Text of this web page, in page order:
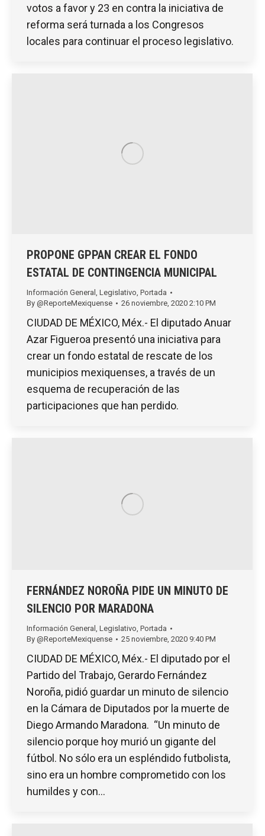
votos a favor y 23 en contra la iniciativa de
reforma será turnada a los Congresos
locales para continuar el proceso legislativo.
PROPONE GPPAN CREAR EL FONDO
ESTATAL DE CONTINGENCIA MUNICIPAL
Información General Legislativo Portada
By @ReporteMexiquense 26 noviembre, 2020 2:10 PM
CIUDAD DE MÉXICO, Méx.- El diputado Anuar
Azar Figueroa presentó una iniciativa para
crear un fondo estatal de rescate de los
municipios mexiquenses, a través de un
esquema de recuperación de las
participaciones que han perdido.
FERNÁNDEZ NOROÑA PIDE UN MINUTO DE
SILENCIO POR MARADONA
Información General Legislativo Portada
By @ReporteMexiquense 25 noviembre, 2020 9:40 PM
CIUDAD DE MÉXICO, Méx.- El diputado por el
Partido del Trabajo, Gerardo Fernández
Noroña, pidió guardar un minuto de silencio
en la Cámara de Diputados por la muerte de
Diego Armando Maradona. “Un minuto de
silencio porque hoy murió un gigante del
fútbol. No sólo era un espléndido futbolista,
sino era un hombre comprometido con los
humildes y con…